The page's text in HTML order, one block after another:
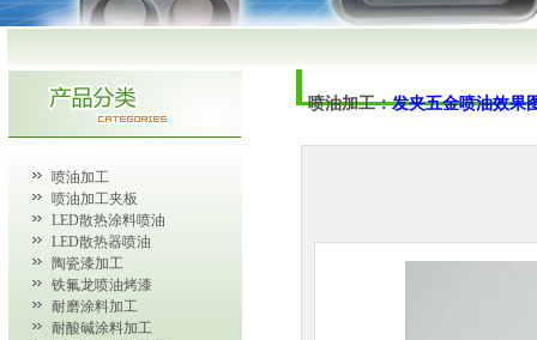
喷油加工：发夹五金喷油效果
喷油加工
喷油加工夹板
LED散热涂料喷油
LED散热器喷油
陶瓷漆加工
铁氟龙喷油烤漆
耐磨涂料加工
耐酸碱涂料加工